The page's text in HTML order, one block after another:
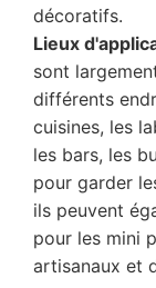
décoratifs.
Lieux
sont
différents
cuisines, les
les bars, les
pour garder
ils peuvent
pour les mini
artisanaux et